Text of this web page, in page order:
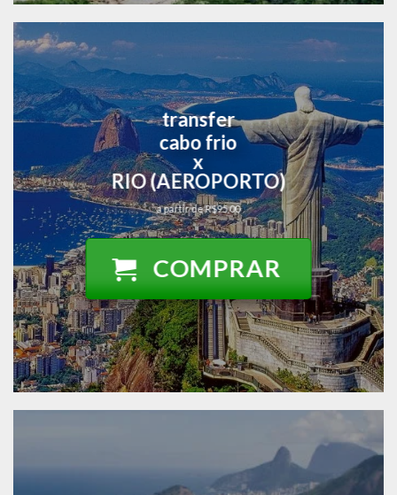
transfer
cabo frio
x
RIO (AEROPORTO)
a partir de R$95,00
COMPRAR